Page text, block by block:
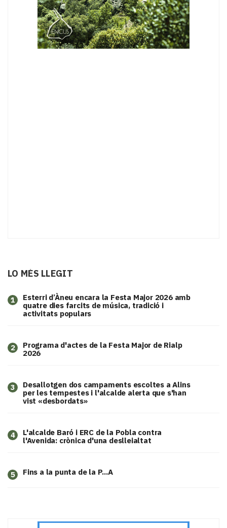
LO MÉS LLEGIT
1
Esterri d’Àneu encara la Festa Major 2026 amb
quatre dies farcits de música, tradició i
activitats populars
2
Programa d'actes de la Festa Major de Rialp
2026
3
​Desallotgen dos campaments escoltes a Alins
per les tempestes i l'alcalde alerta que s'han
vist «desbordats»
4
L'alcalde Baró i ERC de la Pobla contra
l'Avenida: crònica d'una deslleialtat
5 Fins a la punta de la P...A